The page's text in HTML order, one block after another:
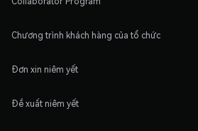
Chương trình khách hàng của tổ chức
Đơn xin niêm yết
Đề xuất niêm yết